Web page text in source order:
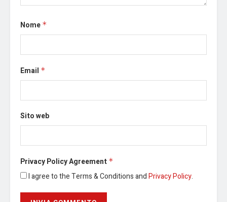
Nome *
Email *
Sito web
Privacy Policy Agreement *
I agree to the Terms & Conditions andPrivacy Policy.